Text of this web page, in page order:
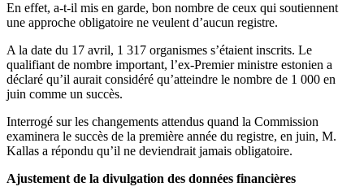
En effet, a-t-il mis en garde, bon nombre de ceux qui soutiennent
une approche obligatoire ne veulent d’aucun registre.
A la date du 17 avril, 1 317 organismes s’étaient inscrits. Le
qualifiant de nombre important, l’ex-Premier ministre estonien a
déclaré qu’il aurait considéré qu’atteindre le nombre de 1 000 en
juin comme un succès.
Interrogé sur les changements attendus quand la Commission
examinera le succès de la première année du registre, en juin, M.
Kallas a répondu qu’il ne deviendrait jamais obligatoire.
Ajustement de la divulgation des données financières